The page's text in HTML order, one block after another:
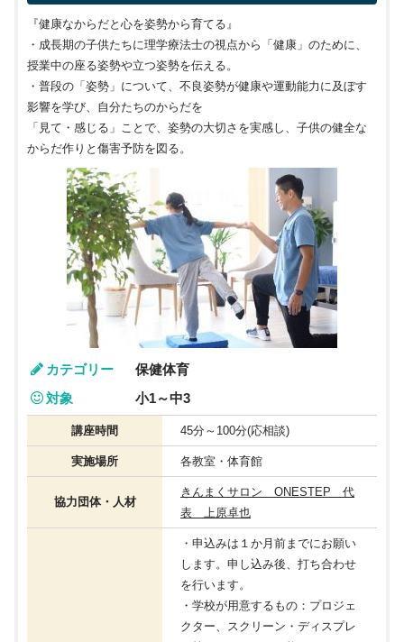
『健康なからだと心を姿勢から育てる』
・成長期の子供たちに理学療法士の視点から「健康」のために、
授業中の座る姿勢や立つ姿勢を伝える。
・普段の「姿勢」について、不良姿勢が健康や運動能力に及ぼす
影響を学び、自分たちのからだを
「見て・感じる」ことで、姿勢の大切さを実感し、子供の健全な
からだ作りと傷害予防を図る。
カテゴリー
保健体育
対象
小1～中3
講座時間 45分～100分(応相談)
実施場所 各教室・体育館
協力団体・人材
きんまくサロン ONESTEP 代
表 上原卓也
・申込みは１か月前までにお願い
します。申し込み後、打ち合わせ
を行います。
・学校が用意するもの：プロジェ
クター、スクリーン・ディスプレ